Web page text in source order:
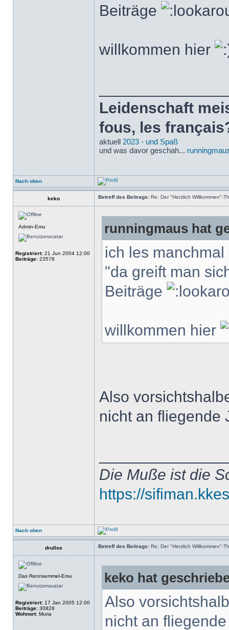
Beiträge
willkommen hier
Leidenschaft
fous, les
aktuell 2023 - und Spaß
und was davor geschah...
Nach oben
keko Betreff des Beitrags: Re: Der "Herzlich Willkommen"-
Admin-Emu
Registriert: 21 Jun 2004 12:00
Beiträge: 23578
runningmaus hat
ich les
"da greift man
Beiträge
willkommen hier
Also
nicht an
Die Muße ist die
https://
Nach oben
drullse Betreff des Beitrags: Re: Der "Herzlich Willkommen"-
Das Rennsemmel-Emu
Registriert: 17 Jan 2005 12:00
Beiträge: 30828
Wohnort: Muria
keko hat
Also
nicht an